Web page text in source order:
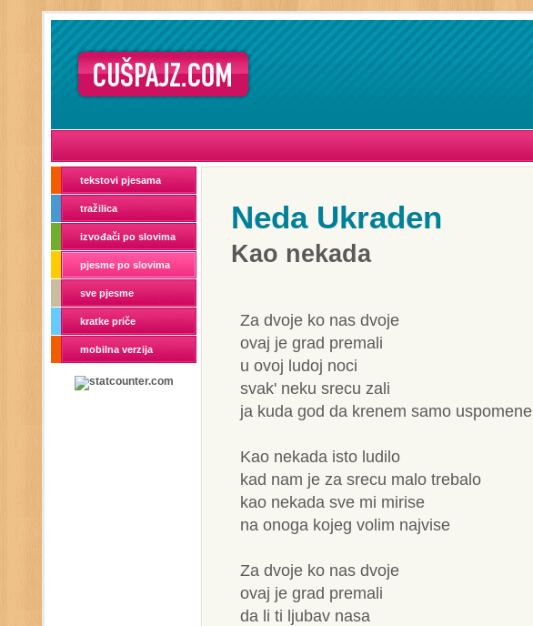
tekstovi pjesama
tražilica
izvođači po slovima
pjesme po slovima
sve pjesme
kratke priče
mobilna verzija
Neda Ukraden
Kao nekada
Za dvoje ko nas dvoje
ovaj je grad premali
u ovoj ludoj noci
svak' neku srecu zali
ja kuda god da krenem samo uspomene
Kao nekada isto ludilo
kad nam je za srecu malo trebalo
kao nekada sve mi mirise
na onoga kojeg volim najvise
Za dvoje ko nas dvoje
ovaj je grad premali
da li ti ljubav nasa